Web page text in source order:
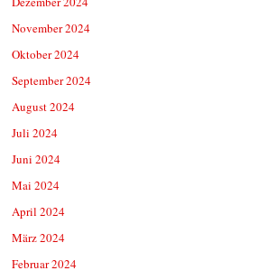
November 2024
Oktober 2024
September 2024
August 2024
Juli 2024
Juni 2024
Mai 2024
April 2024
März 2024
Februar 2024